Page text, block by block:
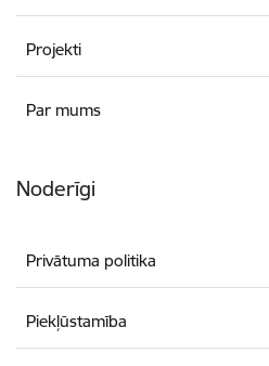
Projekti
Par mums
Noderīgi
Privātuma politika
Piekļūstamība